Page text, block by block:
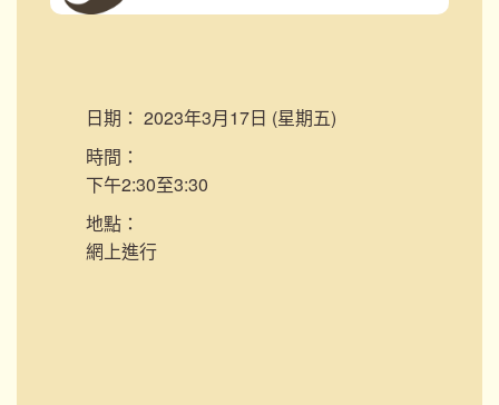
日期： 2023年3月17日 (星期五)
時間：
下午2:30至3:30
地點：
網上進行